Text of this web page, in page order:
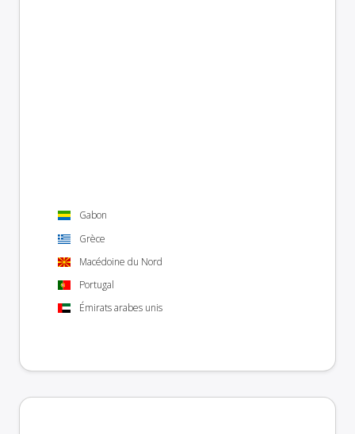
Gabon
Grèce
Macédoine du Nord
Portugal
Émirats arabes unis